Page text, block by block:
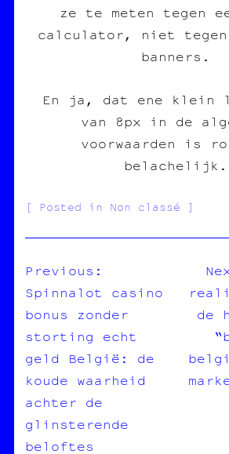
ze te meten tegen
calculator, niet tegen
banners.
En ja, dat ene klein
van 8px in de
voorwaarden is
belachelijk.
Posted in Non classé
NAVIGATION
DE
L’ARTICLE
Previous:
Spinnalot casino
bonus zonder
storting echt
geld België: de
koude waarheid
achter de
glinsterende
beloftes
de